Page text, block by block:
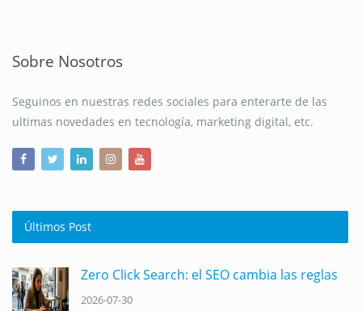
Sobre Nosotros
Seguinos en nuestras redes sociales para enterarte de las
ultimas novedades en tecnología, marketing digital, etc.
Últimos Post
Zero Click Search: el SEO cambia las reglas
2026-07-30